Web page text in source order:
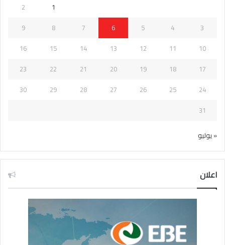
1
2
3
4
5
6
7
8
9
10
11
12
13
14
15
16
17
18
19
20
21
22
23
24
25
26
27
28
29
30
31
« يوليو
اعلان